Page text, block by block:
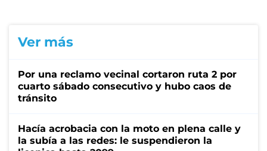
Ver más
Por una reclamo vecinal cortaron ruta 2 por
cuarto sábado consecutivo y hubo caos de
tránsito
Hacía acrobacia con la moto en plena calle y
la subía a las redes: le suspendieron la